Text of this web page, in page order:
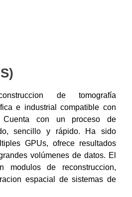
de tomografía
e industrial compatible con
con un proceso de
sencillo y rápido. Ha sido
GPUs, ofrece resultados
volúmenes de datos. El
modulos de reconstruccion,
espacial de sistemas de